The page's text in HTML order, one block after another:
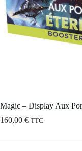
Magic – Display Aux
160,00 € TTC